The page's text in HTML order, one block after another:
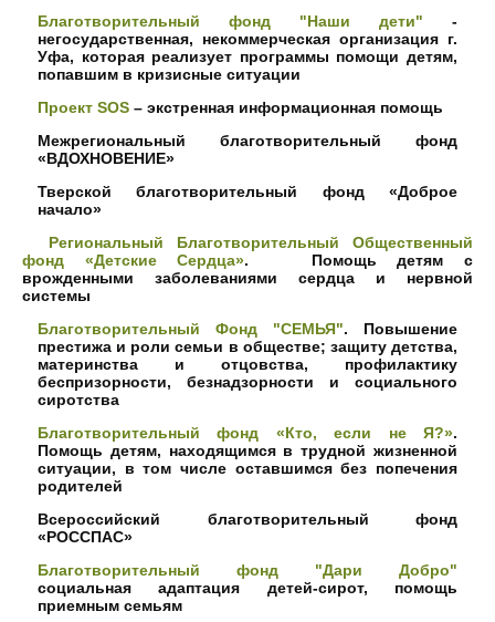
Благотворительный фонд "Наши дети" -
негосударственная, некоммерческая организация г.
Уфа, которая реализует программы помощи детям,
попавшим в кризисные ситуации
Проект SOS – экстренная информационная помощь
Межрегиональный благотворительный фонд
«ВДОХНОВЕНИЕ»
Тверской благотворительный фонд «Доброе
начало»
Региональный Благотворительный Общественный
фонд «Детские Сердца». Помощь детям с
врожденными заболеваниями сердца и нервной
системы
Благотворительный Фонд "СЕМЬЯ". Повышение
престижа и роли семьи в обществе; защиту детства,
материнства и отцовства, профилактику
беспризорности, безнадзорности и социального
сиротства
Благотворительный фонд «Кто, если не Я?».
Помощь детям, находящимся в трудной жизненной
ситуации, в том числе оставшимся без попечения
родителей
Всероссийский благотворительный фонд
«РОССПАС»
Благотворительный фонд "Дари Добро"
социальная адаптация детей-сирот, помощь
приемным семьям